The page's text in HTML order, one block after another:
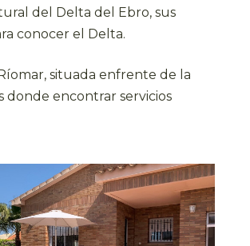
del Delta del Ebro, sus
conocer el Delta.
situada enfrente de la
donde encontrar servicios